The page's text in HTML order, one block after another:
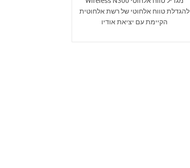
להגדלת טווח אלחוטי של רשת אלחוטית
הקיימת עם יציאת אודיו